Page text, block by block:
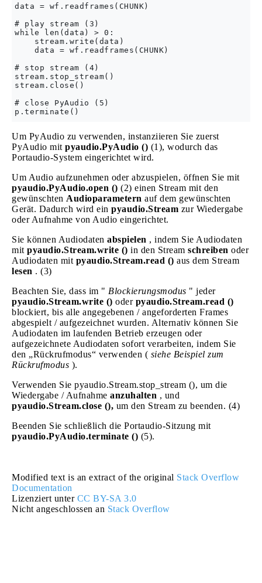
data = wf.readframes(CHUNK)
# play stream (3)
while len(data) > 0:
    stream.write(data)
    data = wf.readframes(CHUNK)
# stop stream (4)
stream.stop_stream()
stream.close()
# close PyAudio (5)
Um PyAudio zu verwenden, instanziieren Sie zuerst
PyAudio mit pyaudio.PyAudio () (1), wodurch das
Portaudio-System eingerichtet wird.
Um Audio aufzunehmen oder abzuspielen, öffnen Sie mit
pyaudio.PyAudio.open () (2) einen Stream mit den
gewünschten Audioparametern auf dem gewünschten
Gerät. Dadurch wird ein pyaudio.Stream zur Wiedergabe
oder Aufnahme von Audio eingerichtet.
Sie können Audiodaten abspielen , indem Sie Audiodaten
mit pyaudio.Stream.write () in den Stream schreiben oder
Audiodaten mit pyaudio.Stream.read () aus dem Stream
lesen . (3)
Beachten Sie, dass im " Blockierungsmodus " jeder
pyaudio.Stream.write () oder pyaudio.Stream.read ()
blockiert, bis alle angegebenen / angeforderten Frames
abgespielt / aufgezeichnet wurden. Alternativ können Sie
Audiodaten im laufenden Betrieb erzeugen oder
aufgezeichnete Audiodaten sofort verarbeiten, indem Sie
den „Rückrufmodus“ verwenden ( siehe Beispiel zum
Rückrufmodus ).
Verwenden Sie pyaudio.Stream.stop_stream (), um die
Wiedergabe / Aufnahme anzuhalten , und
pyaudio.Stream.close (), um den Stream zu beenden. (4)
Beenden Sie schließlich die Portaudio-Sitzung mit
pyaudio.PyAudio.terminate () (5).
Modified text is an extract of the original Stack Overflow
Documentation
Lizenziert unter CC BY-SA 3.0
Nicht angeschlossen an Stack Overflow